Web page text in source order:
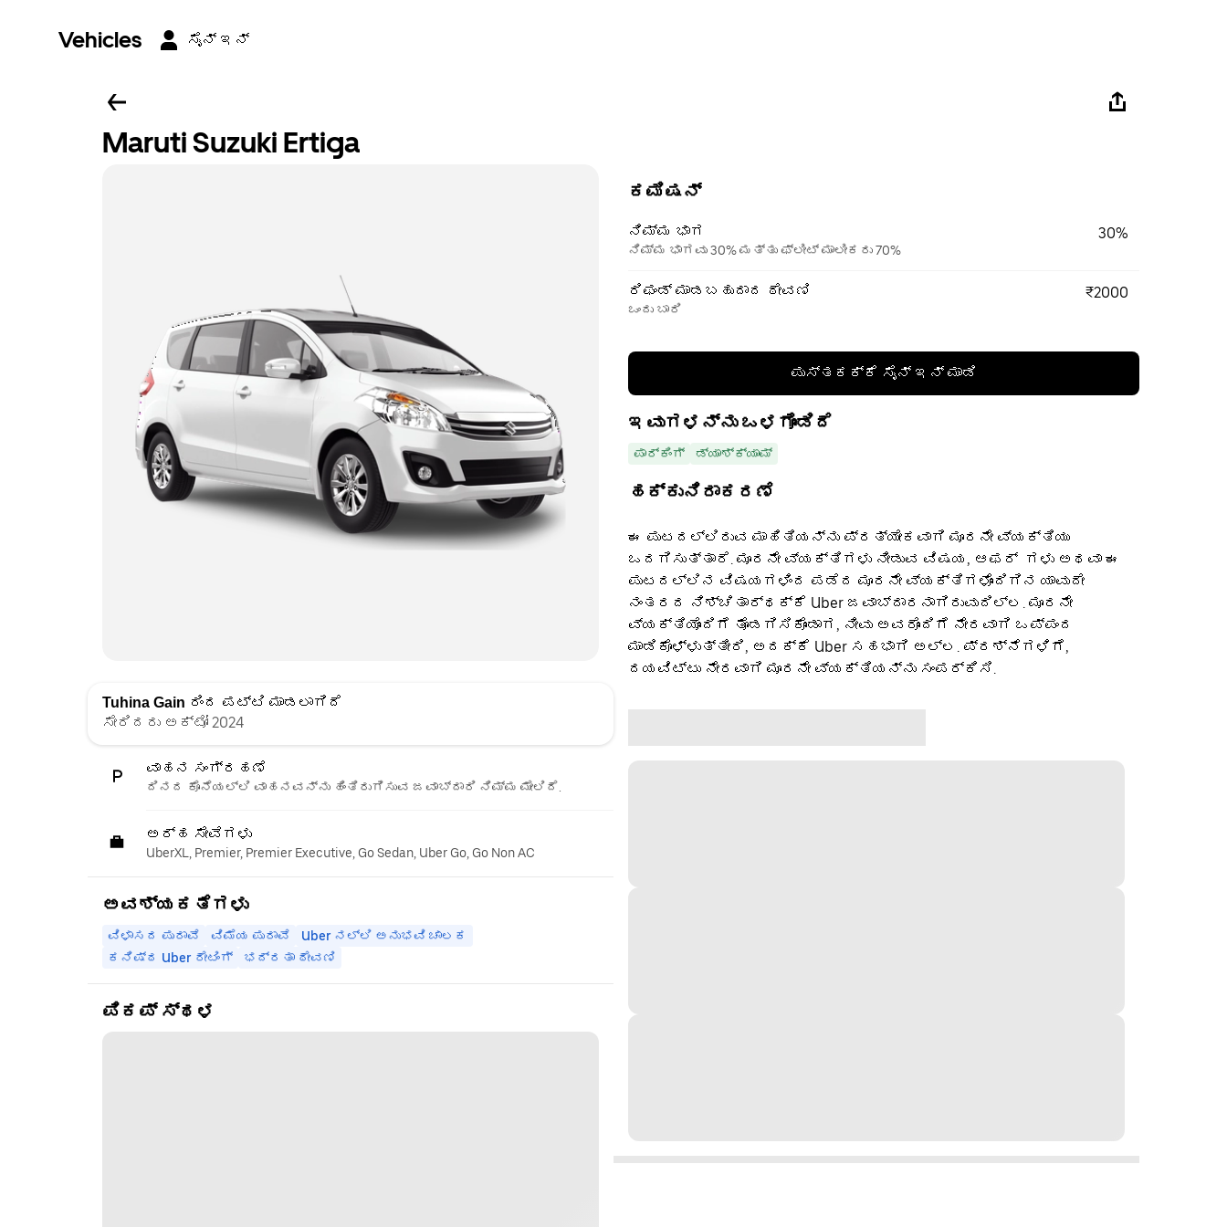
Vehicles ಸೈನ್ ಇನ್
Maruti Suzuki Ertiga
Tuhina Gain ರಿಂದ ಪಟ್ಟಿ ಮಾಡಲಾಗಿದೆ
ಸೇರಿದರು ಅಕ್ಟೋ 2024
ವಾಹನ ಸಂಗ್ರಹಣೆ
ದಿನದ ಕೊನೆಯಲ್ಲಿ ವಾಹನವನ್ನು ಹಿಂತಿರುಗಿಸುವ ಜವಾಬ್ದಾರಿ ನಿಮ್ಮ ಮೇಲಿದೆ.
ಅರ್ಹ ಸೇವೆಗಳು
UberXL, Premier, Premier Executive, Go Sedan, Uber Go, Go Non AC
ಅವಶ್ಯಕತೆಗಳು
ವಿಳಾಸದ ಪುರಾವೆ ವಿಮೆಯ ಪುರಾವೆ
Uber ನಲ್ಲಿ ಅನುಭವಿ ಚಾಲಕ
ಕನಿಷ್ಠ Uber ರೇಟಿಂಗ್
ಭದ್ರತಾ ಠೇವಣಿ
ಪಿಕಪ್ ಸ್ಥಳ
ಕಮಿಷನ್
ನಿಮ್ಮ ಭಾಗ
ನಿಮ್ಮ ಭಾಗವು 30% ಮತ್ತು ಫ್ಲೀಟ್ ಮಾಲೀಕರು 70%
30%
ರಿಫಂಡ್ ಮಾಡಬಹುದಾದ ಠೇವಣಿ
ಒಂದು ಬಾರಿ
₹2000
ಪುಸ್ತಕಕ್ಕೆ ಸೈನ್ ಇನ್ ಮಾಡಿ
ಇವುಗಳನ್ನು ಒಳಗೊಂಡಿದೆ
ಪಾರ್ಕಿಂಗ್ ಡ್ಯಾಶ್‌ಕ್ಯಾಮ್
ಹಕ್ಕುನಿರಾಕರಣೆ
ಈ ಪುಟದಲ್ಲಿರುವ ಮಾಹಿತಿಯನ್ನು ಪ್ರತ್ಯೇಕವಾಗಿ ಮೂರನೇ ವ್ಯಕ್ತಿಯು
ಒದಗಿಸುತ್ತಾರೆ. ಮೂರನೇ ವ್ಯಕ್ತಿಗಳು ನೀಡುವ ವಿಷಯ, ಆಫರ್ ‌ ಗಳು ಅಥವಾ ಈ
ಪುಟದಲ್ಲಿನ ವಿಷಯಗಳಿಂದ ಪಡೆದ ಮೂರನೇ ವ್ಯಕ್ತಿಗಳೊಂದಿಗಿನ ಯಾವುದೇ
ನಂತರದ ನಿಶ್ಚಿತಾರ್ಥಕ್ಕೆ Uber ಜವಾಬ್ದಾರನಾಗಿರುವುದಿಲ್ಲ. ಮೂರನೇ
ವ್ಯಕ್ತಿಯೊಂದಿಗೆ ತೊಡಗಿಸಿಕೊಂಡಾಗ, ನೀವು ಅವರೊಂದಿಗೆ ನೇರವಾಗಿ ಒಪ್ಪಂದ
ಮಾಡಿಕೊಳ್ಳುತ್ತೀರಿ, ಅದಕ್ಕೆ Uber ಸಹಭಾಗಿ ಅಲ್ಲ. ಪ್ರಶ್ನೆಗಳಿಗೆ,
ದಯವಿಟ್ಟು ನೇರವಾಗಿ ಮೂರನೇ ವ್ಯಕ್ತಿಯನ್ನು ಸಂಪರ್ಕಿಸಿ.